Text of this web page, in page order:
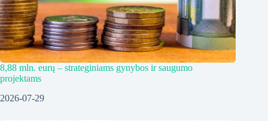
8,88 mln. eurų – strateginiams gynybos ir saugumo
projektams
2026-07-29